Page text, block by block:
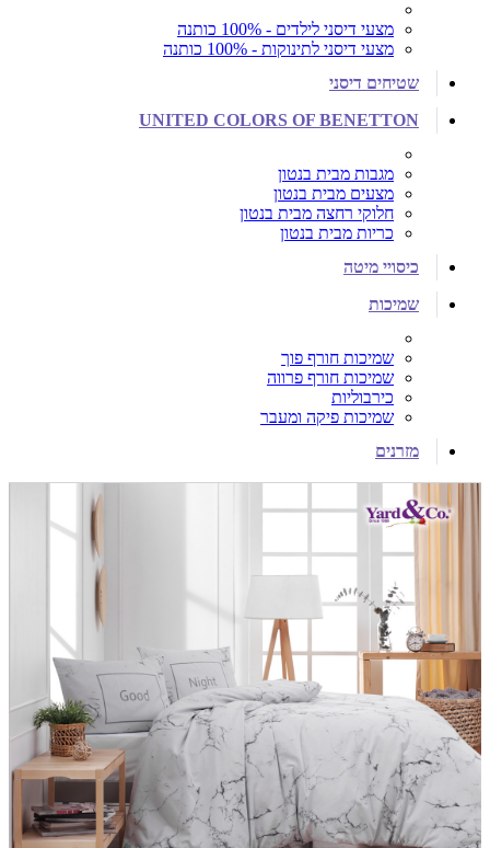
מצעי דיסני לילדים - 100% כותנה
מצעי דיסני לתינוקות - 100% כותנה
שטיחים דיסני
UNITED COLORS OF BENETTON
מגבות מבית בנטון
מצעים מבית בנטון
חלוקי רחצה מבית בנטון
כריות מבית בנטון
כיסויי מיטה
שמיכות
שמיכות חורף פוך
שמיכות חורף פרווה
כירבוליות
שמיכות פיקה ומעבר
מזרנים